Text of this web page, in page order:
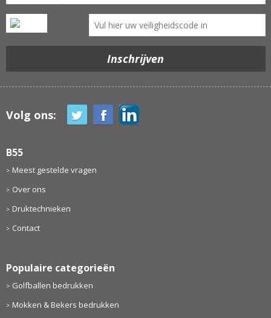
Volg ons:
B55
Meest gestelde vragen
Over ons
Druktechnieken
Contact
Populaire categorieën
Golfballen bedrukken
Mokken & Bekers bedrukken